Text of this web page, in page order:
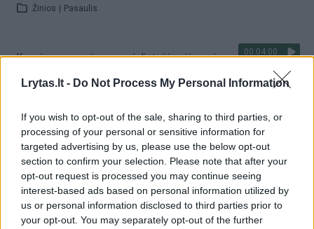
Lrytas.lt - Do Not Process My Personal Information
If you wish to opt-out of the sale, sharing to third parties, or
processing of your personal or sensitive information for
targeted advertising by us, please use the below opt-out
section to confirm your selection. Please note that after your
opt-out request is processed you may continue seeing
interest-based ads based on personal information utilized by
us or personal information disclosed to third parties prior to
your opt-out. You may separately opt-out of the further
Žinios Pasaulis
00:04:00
Kuprines pasvėrę specialistai įspėja apie pavojingą
Visi įrašai
Žiūrimiausi įrašai